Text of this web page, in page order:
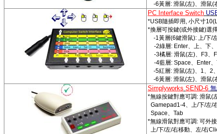
-6黃層: 滑鼠(左)、滑鼠(
PC Interface Switch
*USB隨插即用 , 小尺寸
*換層可按鍵(或外接鍵)選
-1黃層(6鍵滑鼠): 上/下/
-2綠層: Enter、上、下
-3橘層:滑鼠(左)、 F3、
-4藍層: Space、 Enter、
-5紅層: 滑鼠(左)、 1、 2
-6黃層: 滑鼠(左)、滑鼠(
Simplyworks SEND-6
*無線按鍵對應可調 : 滑鼠(
Gamepad1-4、上/下/左/
Space、 Tab
*無線滑鼠對應可調 : 可外接
上/下/左/右移動、左/右